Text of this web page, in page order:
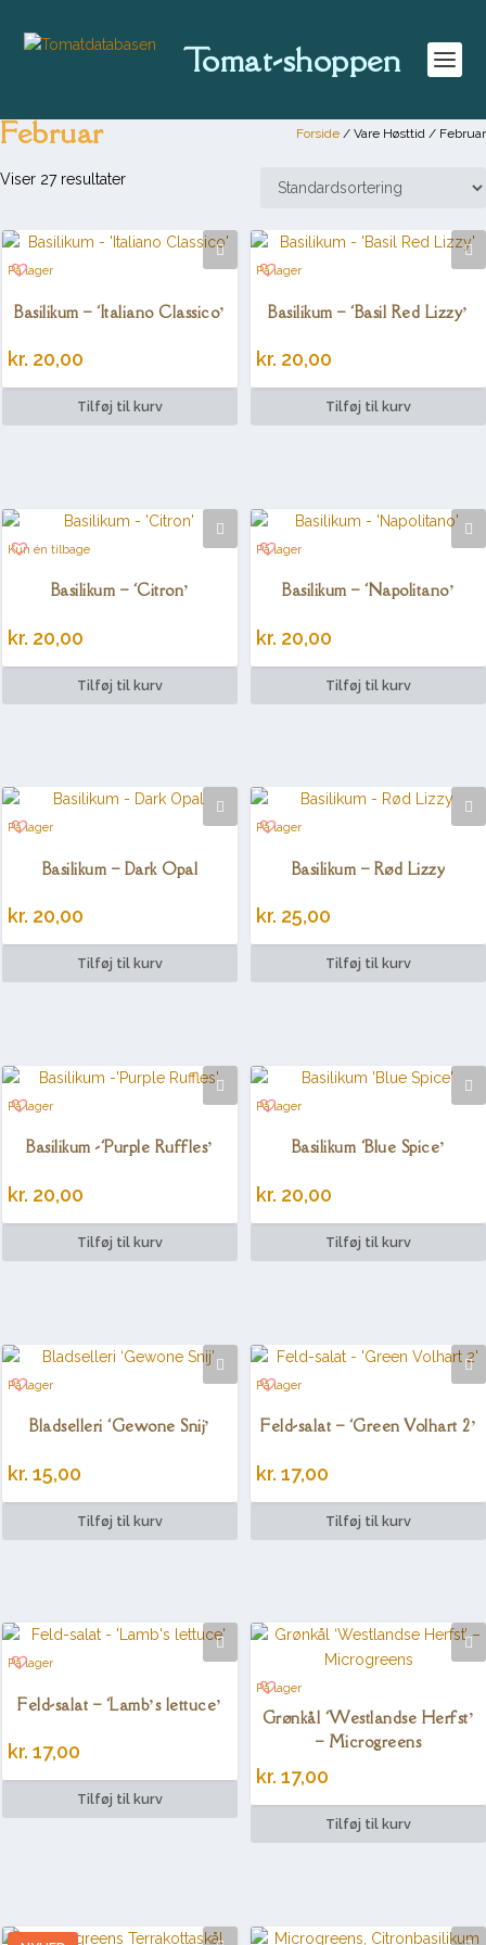
Tomat-shoppen
Februar Forside / Vare Høsttid / Februar
Viser 27 resultater
På lager
Basilikum – ‘Italiano Classico’
kr. 20,00
Tilføj til kurv
På lager
Basilikum – ‘Basil Red Lizzy’
kr. 20,00
Tilføj til kurv
Kun én tilbage
Basilikum – ‘Citron’
kr. 20,00
Tilføj til kurv
På lager
Basilikum – ‘Napolitano’
kr. 20,00
Tilføj til kurv
På lager
Basilikum – Dark Opal
kr. 20,00
Tilføj til kurv
På lager
Basilikum – Rød Lizzy
kr. 25,00
Tilføj til kurv
På lager
Basilikum -‘Purple Ruffles’
kr. 20,00
Tilføj til kurv
På lager
Basilikum ‘Blue Spice’
kr. 20,00
Tilføj til kurv
På lager
Bladselleri ‘Gewone Snij’
kr. 15,00
Tilføj til kurv
På lager
Feld-salat – ‘Green Volhart 2’
kr. 17,00
Tilføj til kurv
På lager
Feld-salat – ‘Lamb’s lettuce’
kr. 17,00
Tilføj til kurv
På lager
Grønkål ‘Westlandse Herfst’
– Microgreens
kr. 17,00
Tilføj til kurv